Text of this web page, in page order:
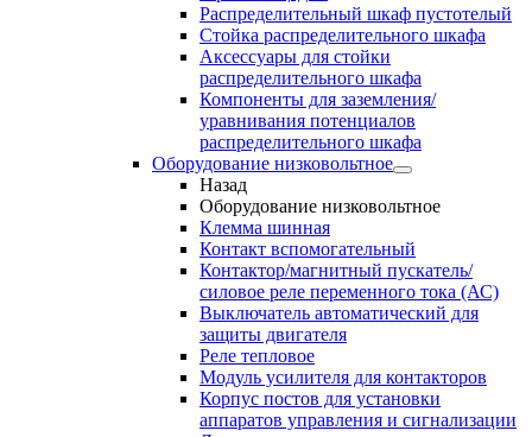
Распределительный шкаф пустотелый
Стойка распределительного шкафа
Аксессуары для стойки
распределительного шкафа
Компоненты для заземления/
уравнивания потенциалов
распределительного шкафа
Оборудование низковольтное
Назад
Оборудование низковольтное
Клемма шинная
Контакт вспомогательный
Контактор/магнитный пускатель/
силовое реле переменного тока (АС)
Выключатель автоматический для
защиты двигателя
Реле тепловое
Модуль усилителя для контакторов
Корпус постов для установки
аппаратов управления и сигнализации